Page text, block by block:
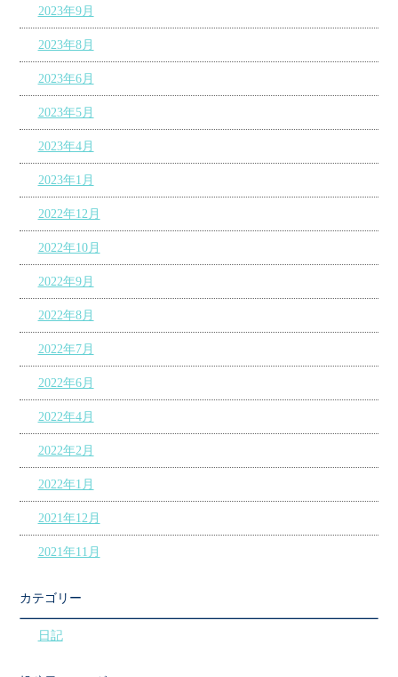
2023年9月
2023年8月
2023年6月
2023年5月
2023年4月
2023年1月
2022年12月
2022年10月
2022年9月
2022年8月
2022年7月
2022年6月
2022年4月
2022年2月
2022年1月
2021年12月
2021年11月
カテゴリー
日記